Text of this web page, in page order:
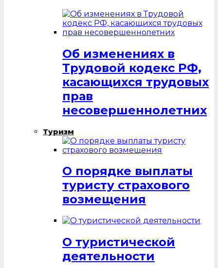
Об изменениях в
Трудовой кодекс РФ,
касающихся трудовых
прав
несовершеннолетних
Туризм
О порядке выплаты
туристу страхового
возмещения
О туристической
деятельности